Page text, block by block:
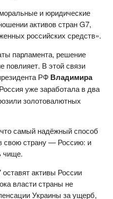
и юридические
активов стран G7,
российских средств».
парламента, решение
повлияет. В этой связи
РФ Владимира
уже заработала в два
золотовалютных
самый надёжный способ
свою страну — Россию: и
чище.
активы России
власти страны не
Украины за ущерб,